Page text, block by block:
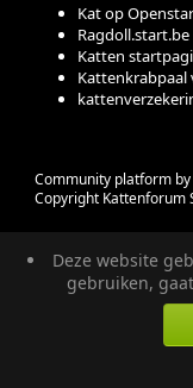
Kat op
Ragdoll.start.be
Katten
Community platform by
Copyright Kattenforum
Deze website
gebruiken,